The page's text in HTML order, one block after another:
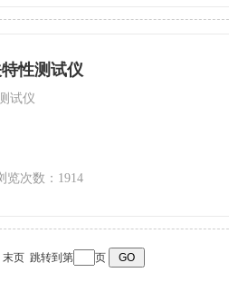
、省力。
性测试仪
试仪
览次数：1914
末页跳转到第 页